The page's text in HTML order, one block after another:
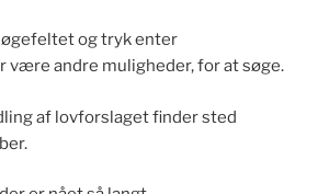
og tryk enter
være andre muligheder, for at søge.
af lovforslaget finder sted